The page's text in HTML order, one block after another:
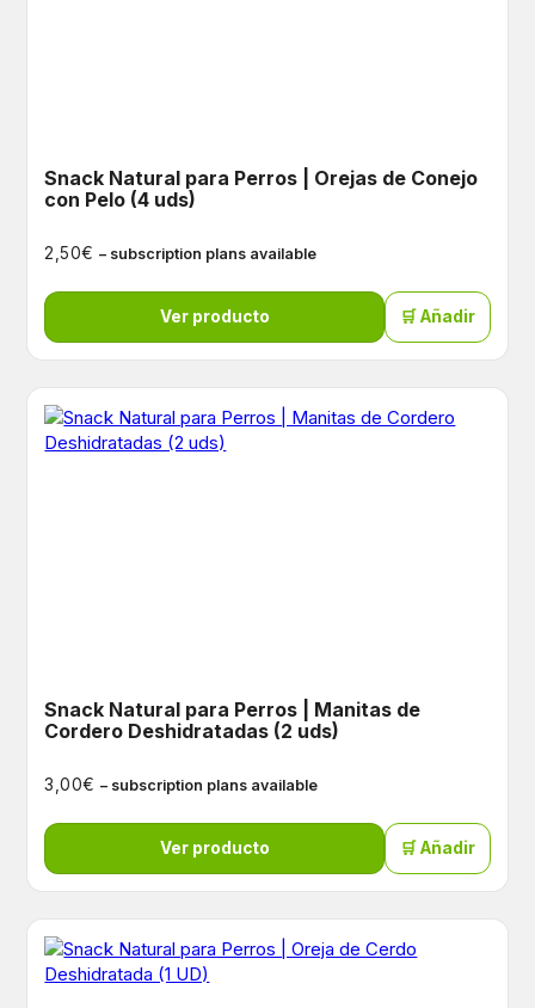
Snack Natural para Perros | Orejas de Conejo
con Pelo (4 uds)
2,50€ – subscription plans available
Ver producto 🛒 Añadir
Snack Natural para Perros | Manitas de
Cordero Deshidratadas (2 uds)
3,00€ – subscription plans available
Ver producto 🛒 Añadir